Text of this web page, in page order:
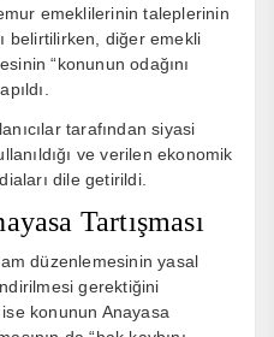
emeklilerinin taleplerinin
belirtilirken, diğer emekli
“konunun odağını
tarafından siyasi
ve verilen ekonomik
dile getirildi.
Tartışması
düzenlemesinin yasal
gerektiğini
konunun Anayasa